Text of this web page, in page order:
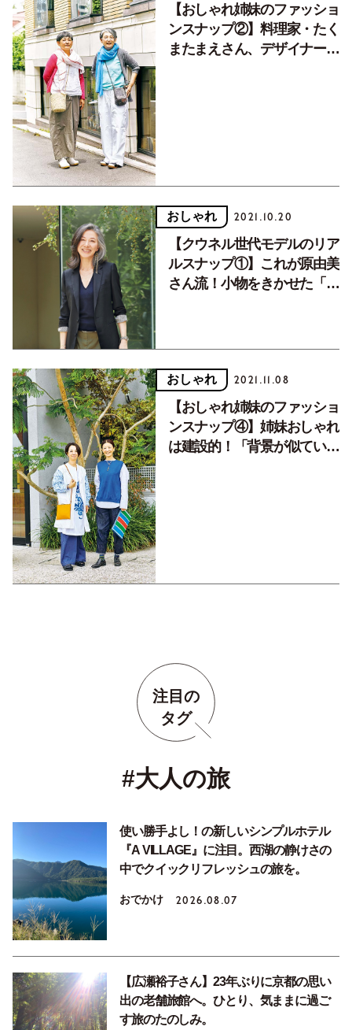
【おしゃれ姉妹のファッショ
ンスナップ②】料理家・たく
またまえさん、デザイナー・
おしゃれ 2021.10.20
【クウネル世代モデルのリア
ルスナップ①】これが原由美
さん流！小物をきかせた「大
おしゃれ 2021.11.08
【おしゃれ姉妹のファッショ
ンスナップ④】姉妹おしゃれ
は建設的！「背景が似ている
注目の
タグ
#大人の旅
使い勝手よし！の新しいシンプルホテル
『A VILLAGE』に注目。西湖の静けさの
中でクイックリフレッシュの旅を。
おでかけ 2026.08.07
【広瀬裕子さん】23年ぶりに京都の思い
出の老舗旅館へ。ひとり、気ままに過ご
す旅のたのしみ。